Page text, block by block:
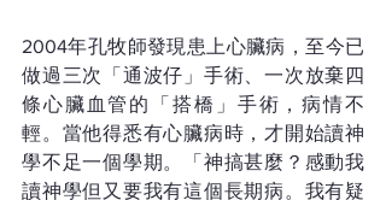
2004年孔牧師發現患上心臟病，至今已
做過三次「通波仔」手術、一次放棄四
條心臟血管的「搭橋」手術，病情不
輕。當他得悉有心臟病時，才開始讀神
學不足一個學期。「神搞甚麼？感動我
讀神學但又要我有這個長期病。我有疑